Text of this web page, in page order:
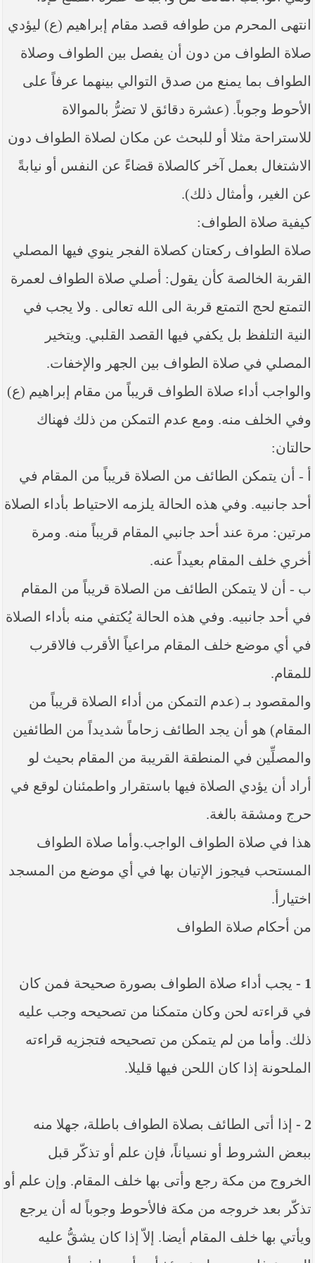
----- تصريح حول الأوضاع الراهنة في العراق
(14/06/2014) -----
ما ورد في خطبة الجمعة لممثل المرجعية الدينية العليا
في كربلاء المقدسة فضيلة العلاّمة الشيخ عبد المهدي
) بعد سيطرة (داعش) على مناطق واسعة في محافظتي
نينوى وصلاح الدين وإعلانها أنها تستهدف بقية
المحافظات
بيان صادر من مكتب سماحة السيد السيستاني -دام ظلّه
محافظة نينوى
انتهى المحرم من طوافه قصد مقام إبراهيم (ع) ليؤدي
صلاة الطواف من دون أن يفصل بين الطواف وصلاة
الطواف بما يمنع من صدق التوالي بينهما عرفاً على
الأحوط وجوباً. (عشرة دقائق لا تضرُّ بالموالاة
للاستراحة مثلا أو للبحث عن مكان لصلاة الطواف دون
الاشتغال بعمل آخر كالصلاة قضاءً عن النفس أو نيابةً
عن الغير، وأمثال ذلك).
كيفية صلاة الطواف:
صلاة الطواف ركعتان كصلاة الفجر ينوي فيها المصلي
القربة الخالصة كأن يقول: أصلي صلاة الطواف لعمرة
التمتع لحج التمتع قربة الى الله تعالى . ولا يجب في
النية التلفظ بل يكفي فيها القصد القلبي. ويتخير
المصلي في صلاة الطواف بين الجهر والإخفات.
والواجب أداء صلاة الطواف قريباً من مقام إبراهيم (ع)
وفي الخلف منه. ومع عدم التمكن من ذلك فهناك
حالتان:
أ - أن يتمكن الطائف من الصلاة قريباً من المقام في
أحد جانبيه. وفي هذه الحالة يلزمه الاحتياط بأداء الصلاة
مرتين: مرة عند أحد جانبي المقام قريباً منه. ومرة
أخري خلف المقام بعيداً عنه.
ب - أن لا يتمكن الطائف من الصلاة قريباً من المقام
في أحد جانبيه. وفي هذه الحالة يُكتفي منه بأداء الصلاة
في أي موضع خلف المقام مراعياً الأقرب فالاقرب
للمقام.
والمقصود بـ (عدم التمكن من أداء الصلاة قريباً من
المقام) هو أن يجد الطائف زحاماً شديداً من الطائفين
والمصلِّين في المنطقة القريبة من المقام بحيث لو
أراد أن يؤدي الصلاة فيها باستقرار واطمئنان لوقع في
حرج ومشقة بالغة.
هذا في صلاة الطواف الواجب.وأما صلاة الطواف
المستحب فيجوز الإتيان بها في أي موضع من المسجد
اختيارأ.
من أحكام صلاة الطواف
1 -
يجب أداء صلاة الطواف بصورة صحيحة فمن كان
في قراءته لحن وكان متمكنا من تصحيحه وجب عليه
ذلك. وأما من لم يتمكن من تصحيحه فتجزيه قراءته
الملحونة إذا كان اللحن فيها قليلا.
2 -
إذا أتى الطائف بصلاة الطواف باطلة، جهلا منه
ببعض الشروط أو نسياناً، فإن علم أو تذكّر قبل
الخروج من مكة رجع وأتى بها خلف المقام. وإن علم أو
تذكّر بعد خروجه من مكة فالأحوط وجوباً له أن يرجع
ويأتي بها خلف المقام أيضا. إلاّ إذا كان يشقُّ عليه